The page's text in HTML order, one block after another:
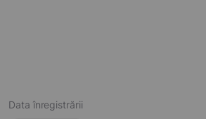
Data înregistrării